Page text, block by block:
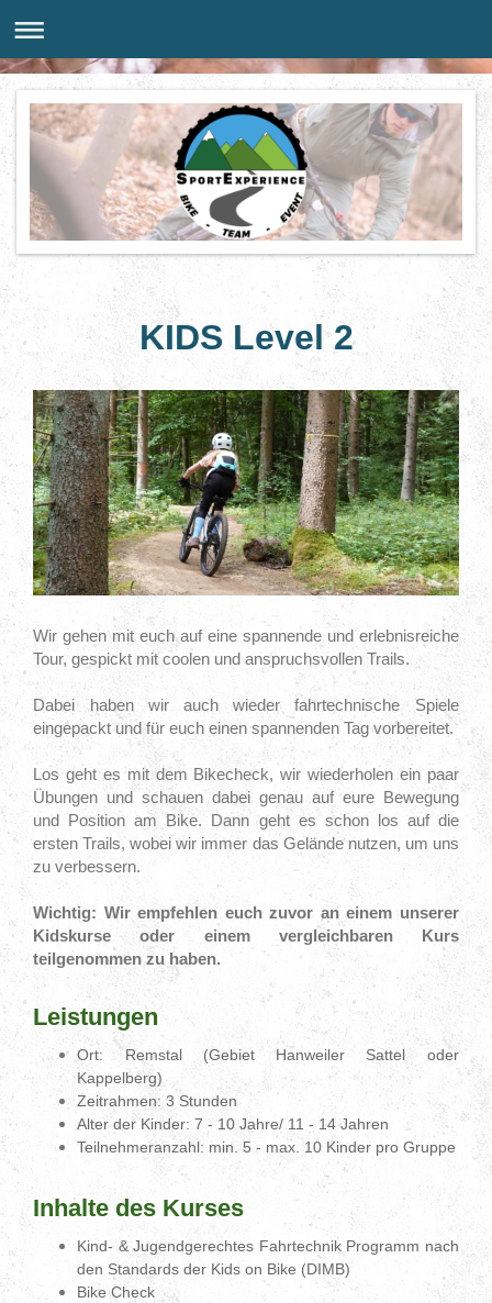
KIDS Level 2
Wir gehen mit euch auf eine spannende und erlebnisreiche
Tour, gespickt mit coolen und anspruchsvollen Trails.
Dabei haben wir auch wieder fahrtechnische Spiele
eingepackt und für euch einen spannenden Tag vorbereitet.
Los geht es mit dem Bikecheck, wir wiederholen ein paar
Übungen und schauen dabei genau auf eure Bewegung
und Position am Bike. Dann geht es schon los auf die
ersten Trails, wobei wir immer das Gelände nutzen, um uns
zu verbessern.
Wichtig: Wir empfehlen euch zuvor an einem unserer
Kidskurse oder einem vergleichbaren Kurs
teilgenommen zu haben.
Leistungen
Ort:Remstal (Gebiet Hanweiler Sattel oder
Kappelberg)
Zeitrahmen: 3 Stunden
Alter der Kinder: 7 - 10 Jahre/ 11 - 14 Jahren
Teilnehmeranzahl: min. 5 - max. 10 Kinder pro Gruppe
Inhalte des Kurses
Kind- & Jugendgerechtes Fahrtechnik Programm nach
den Standards der Kids on Bike (DIMB)
Bike Check